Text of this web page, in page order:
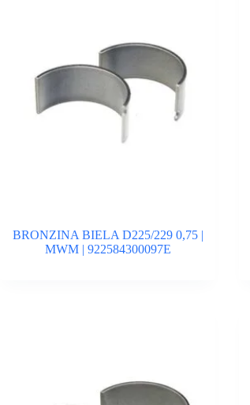
BRONZINA BIELA D225/229 0,75 |
MWM | 922584300097E